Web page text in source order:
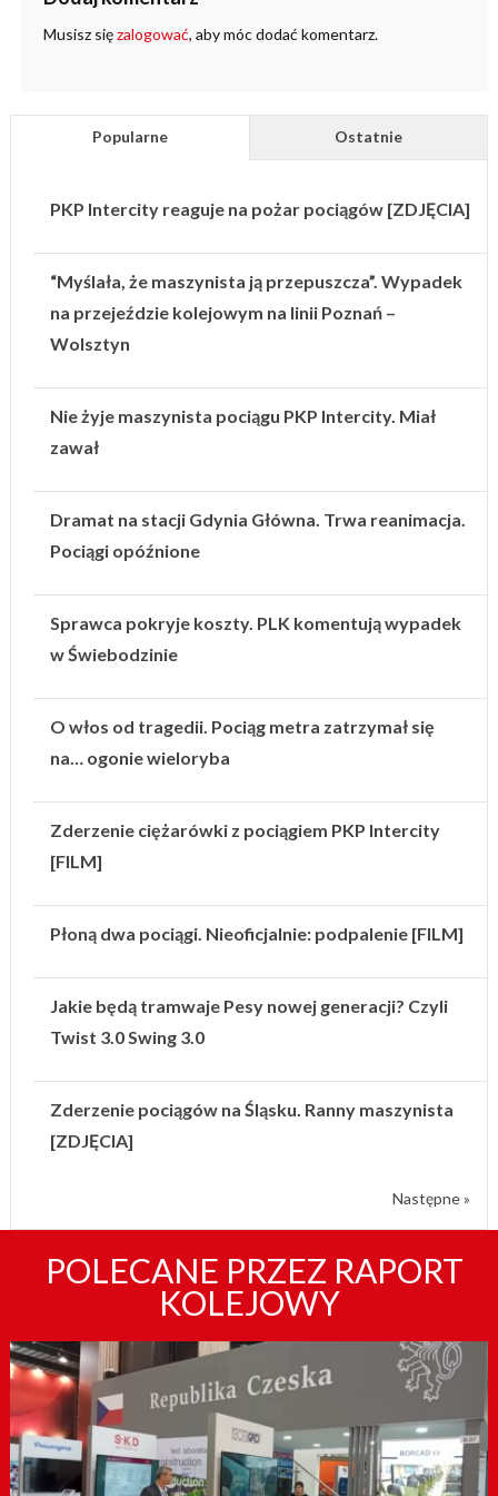
Musisz sięzalogować, aby móc dodać komentarz.
Popularne Ostatnie
PKP Intercity reaguje na pożar pociągów [ZDJĘCIA]
“Myślała, że maszynista ją przepuszcza”. Wypadek
na przejeździe kolejowym na linii Poznań –
Wolsztyn
Nie żyje maszynista pociągu PKP Intercity. Miał
zawał
Dramat na stacji Gdynia Główna. Trwa reanimacja.
Pociągi opóźnione
Sprawca pokryje koszty. PLK komentują wypadek
w Świebodzinie
O włos od tragedii. Pociąg metra zatrzymał się
na… ogonie wieloryba
Zderzenie ciężarówki z pociągiem PKP Intercity
[FILM]
Płoną dwa pociągi. Nieoficjalnie: podpalenie [FILM]
Jakie będą tramwaje Pesy nowej generacji? Czyli
Twist 3.0 Swing 3.0
Zderzenie pociągów na Śląsku. Ranny maszynista
[ZDJĘCIA]
Następne »
POLECANE PRZEZ RAPORT
KOLEJOWY